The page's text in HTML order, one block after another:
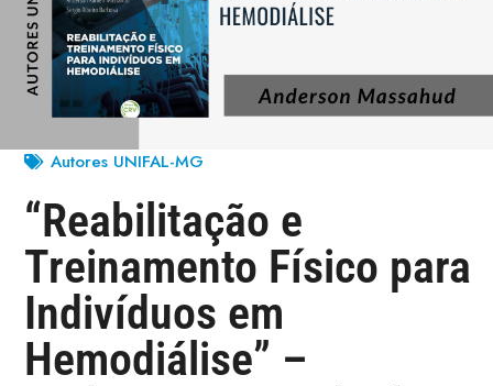
Autores UNIFAL-MG
“Reabilitação e
Treinamento Físico para
Indivíduos em
Hemodiálise” –